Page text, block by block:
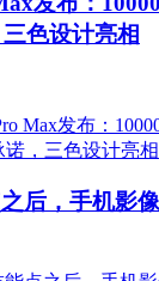
色设计亮相
后，手机影